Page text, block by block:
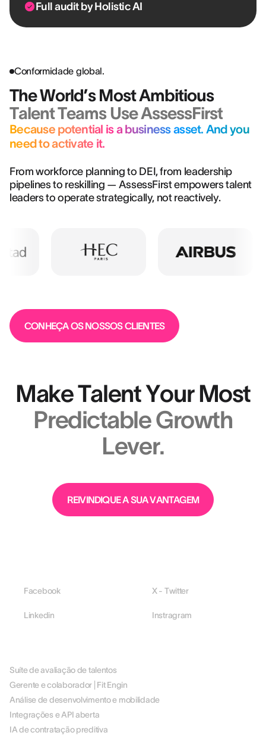
Full audit by Holistic AI
Conformidade global.
The World’s Most Ambitious
Talent Teams Use AssessFirst
Because potential is a business asset. And you
need to activate it.
From workforce planning to DEI, from leadership
pipelines to reskilling — AssessFirst empowers talent
leaders to operate strategically, not reactively.
CONHEÇA OS NOSSOS CLIENTES
Make Talent Your Most
Predictable Growth
Lever.
REIVINDIQUE A SUA VANTAGEM
Facebook X - Twitter
Linkedin Instragram
Suíte de avaliação de talentos
Gerente e colaborador | Fit Engin
Análise de desenvolvimento e mobilidade
Integrações e API aberta
IA de contratação preditiva